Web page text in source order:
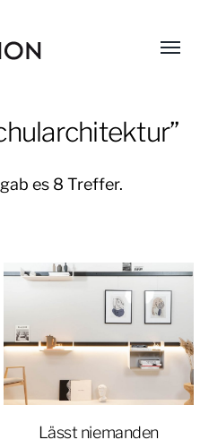
Menü
es 8 Treffer.
Lässt niemanden